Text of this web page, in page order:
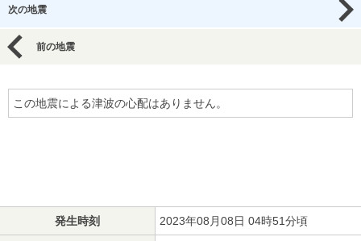
次の地震
前の地震
この地震による津波の心配はありません。
発生時刻 2023年08月08日 04時51分頃